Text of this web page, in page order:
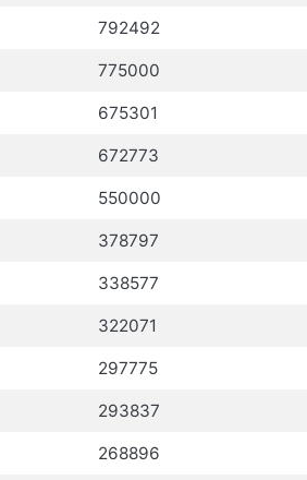
792492
775000
675301
672773
550000
378797
338577
322071
297775
293837
268896